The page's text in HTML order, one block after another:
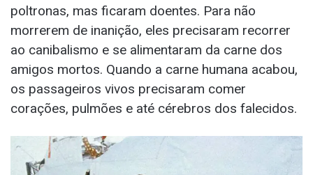
poltronas, mas ficaram doentes. Para não
morrerem de inanição, eles precisaram recorrer
ao canibalismo e se alimentaram da carne dos
amigos mortos. Quando a carne humana acabou,
os passageiros vivos precisaram comer
corações, pulmões e até cérebros dos falecidos.